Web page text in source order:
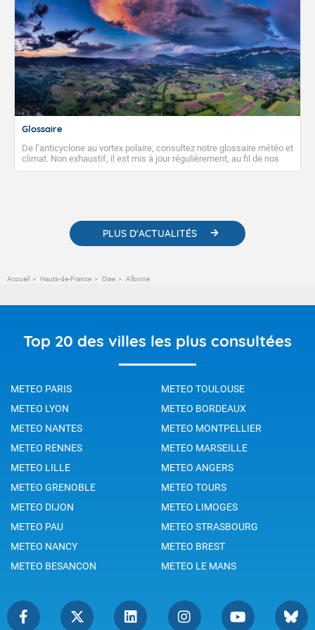
Glossaire
De l’anticyclone au vortex polaire, consultez notre glossaire météo et
climat. Non exhaustif, il est mis à jour régulièrement, au fil de nos
publications. Vous y trouverez également des liens utiles vers nos
PLUS D'ACTUALITÉS
Accueil Hauts-de-France Oise Allonne
Top 20 des villes les plus consultées
METEO PARIS
METEO TOULOUSE
METEO LYON
METEO BORDEAUX
METEO NANTES
METEO MONTPELLIER
METEO RENNES
METEO MARSEILLE
METEO LILLE
METEO ANGERS
METEO GRENOBLE
METEO TOURS
METEO DIJON
METEO LIMOGES
METEO PAU
METEO STRASBOURG
METEO NANCY
METEO BREST
METEO BESANCON
METEO LE MANS